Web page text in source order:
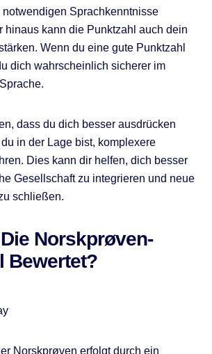
Sprachkenntnisse
hinaus kann die Punktzahl auch dein
Wenn du eine gute Punktzahl
dich wahrscheinlich sicherer im
dass du dich besser ausdrücken
in der Lage bist, komplexere
Dies kann dir helfen, dich besser
Gesellschaft zu integrieren und neue
schließen.
Norskprøven-
Bewertet?
Norskprøven erfolgt durch ein